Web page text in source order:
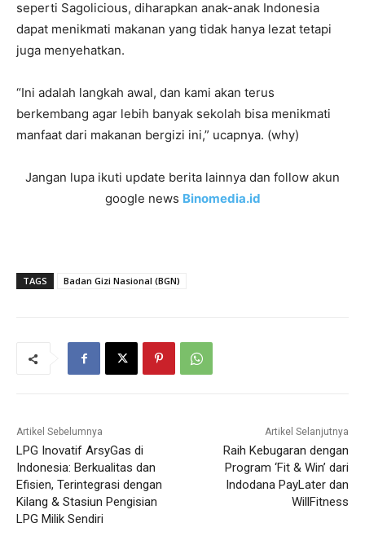
seperti Sagolicious, diharapkan anak-anak Indonesia
dapat menikmati makanan yang tidak hanya lezat tetapi
juga menyehatkan.
“Ini adalah langkah awal, dan kami akan terus
berkembang agar lebih banyak sekolah bisa menikmati
manfaat dari makanan bergizi ini,” ucapnya. (why)
Jangan lupa ikuti update berita lainnya dan follow akun
google news Binomedia.id
TAGS Badan Gizi Nasional (BGN)
Artikel Sebelumnya
LPG Inovatif ArsyGas di
Indonesia: Berkualitas dan
Efisien, Terintegrasi dengan
Kilang & Stasiun Pengisian
LPG Milik Sendiri
Artikel Selanjutnya
Raih Kebugaran dengan
Program ‘Fit & Win’ dari
Indodana PayLater dan
WillFitness